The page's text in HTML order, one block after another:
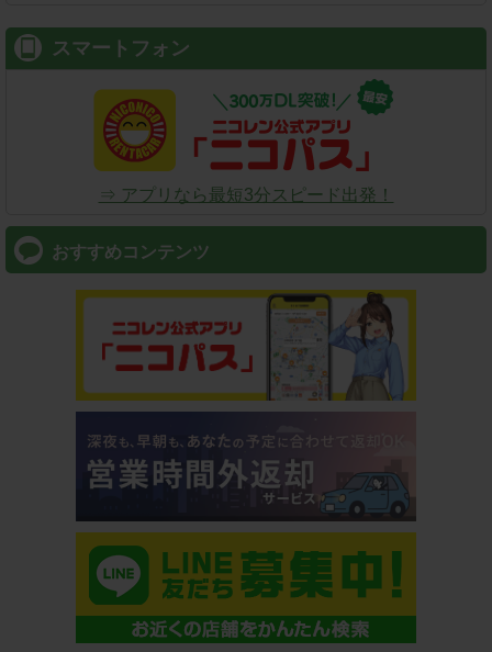
スマートフォン
⇒ アプリなら最短3分スピード出発！
おすすめコンテンツ